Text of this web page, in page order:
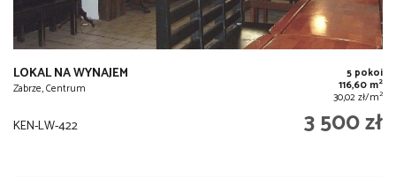
LOKAL NA WYNAJEM
Zabrze, Centrum
5 pokoi
116,60 m2
30,02 zł/m2
KEN-LW-422 3 500 zł